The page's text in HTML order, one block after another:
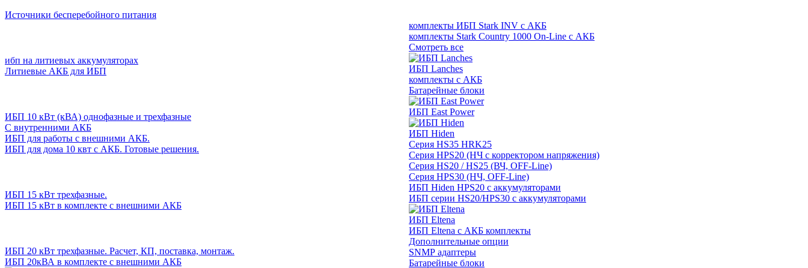
Источники бесперебойного питания
ибп на литиевых аккумуляторах
Литиевые АКБ для ИБП
ИБП 10 кВт (кВА) однофазные и трехфазные
С внутренними АКБ
ИБП для работы с внешними АКБ.
ИБП для дома 10 квт с АКБ. Готовые решения.
ИБП 15 кВт трехфазные.
ИБП 15 кВт в комплекте с внешними АКБ
ИБП 20 кВт трехфазные. Расчет, КП, поставка, монтаж.
ИБП 20кВА в комплекте с внешними АКБ
комплекты ИБП Stark INV с АКБ
комплекты Stark Country 1000 On-Line с АКБ
Смотреть все
ИБП Lanches
комплекты с АКБ
Батарейные блоки
ИБП East Power
ИБП Hiden
Серия HS35 HRK25
Серия HPS20 (НЧ с корректором напряжения)
Серия HS20 / HS25 (ВЧ, OFF-Line)
Серия HPS30 (НЧ, OFF-Line)
ИБП Hiden HPS20 с аккумуляторами
ИБП серии HS20/HPS30 с аккумуляторами
ИБП Eltena
ИБП Eltena с АКБ комплекты
Дополнительные опции
SNMP адаптеры
Батарейные блоки